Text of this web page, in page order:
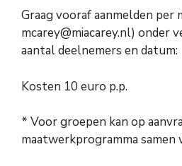
Graag vooraf aanmelden per
mcarey@miacarey.nl) onder
aantal deelnemers en datum:
Kosten 10 euro p.p.
* Voor groepen kan op
maatwerkprogramma